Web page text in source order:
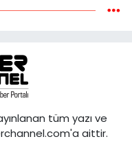
tüm yazı ve
aittir.